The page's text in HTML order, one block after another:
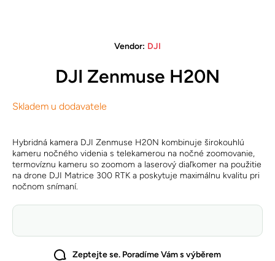
Vendor: DJI
DJI Zenmuse H20N
Skladem u dodavatele
Hybridná kamera DJI Zenmuse H20N kombinuje širokouhlú
kameru nočného videnia s telekamerou na nočné zoomovanie,
termovíznu kameru so zoomom a laserový diaľkomer na použitie
na drone DJI Matrice 300 RTK a poskytuje maximálnu kvalitu pri
nočnom snímaní.
Zeptejte se. Poradíme Vám s výběrem